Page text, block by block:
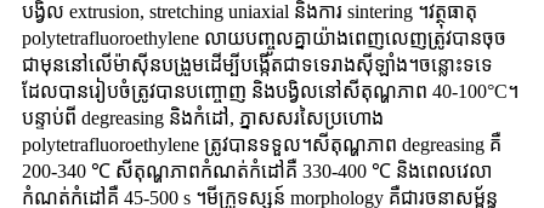
បង្វិល extrusion, stretching uniaxial និងការ sintering ។វត្ថុធាតុ
polytetrafluoroethylene លាយបញ្ចូលគ្នាយ៉ាងពេញលេញត្រូវបានចុច
ជាមុននៅលើម៉ាស៊ីនបង្រួមដើម្បីបង្កើតជាទទេរាងស៊ីឡាំង។ចន្លោះទទេ
ដែលបានរៀបចំត្រូវបានបញ្ចោញ និងបង្វិលនៅសីតុណ្ហភាព 40-100°C។
បន្ទាប់ពី degreasing និងកំដៅ, ភ្នាសសរសៃប្រហោង
polytetrafluoroethylene ត្រូវបានទទួល។សីតុណ្ហភាព degreasing គឺ
200-340 ℃ សីតុណ្ហភាពកំណត់កំដៅគឺ 330-400 ℃ និងពេលវេលា
កំណត់កំដៅគឺ 45-500 s ។មីក្រូទស្សន៍ morphology គឺជារចនាសម្ព័ន្ធ